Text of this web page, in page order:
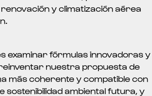
y climatización aérea
examinar fórmulas innovadoras y
nuestra propuesta de
más coherente y compatible con
sostenibilidad ambiental futura, y